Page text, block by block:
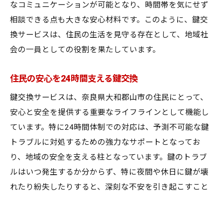
なコミュニケーションが可能となり、時間帯を気にせず
相談できる点も大きな安心材料です。このように、鍵交
換サービスは、住民の生活を見守る存在として、地域社
会の一員としての役割を果たしています。
住民の安心を24時間支える鍵交換
鍵交換サービスは、奈良県大和郡山市の住民にとって、
安心と安全を提供する重要なライフラインとして機能し
ています。特に24時間体制での対応は、予測不可能な鍵
トラブルに対処するための強力なサポートとなってお
り、地域の安全を支える柱となっています。鍵のトラブ
ルはいつ発生するか分からず、特に夜間や休日に鍵が壊
れたり紛失したりすると、深刻な不安を引き起こすこと